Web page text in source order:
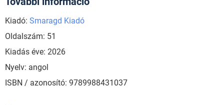
Kiadó: Smaragd Kiadó
Oldalszám: 51
Kiadás éve: 2026
Nyelv: angol
ISBN / azonosító: 9789988431037